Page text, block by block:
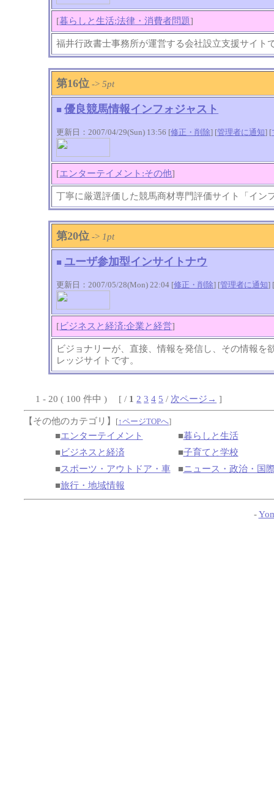
[暮らしと生活:法律・消費者問題]
福井行政書士事務所が運営する会社設立支援サイト
第16位 ->5pt
■ 優良競馬情報インフォジャスト
更新日：2007/04/29(Sun) 13:56 [修正・削除] [管理者に通知] [
[エンターテイメント:その他]
丁寧に厳選評価した競馬商材専門評価サイト「イン
第20位 -> 1pt
■ ユーザ参加型インサイトナウ
更新日：2007/05/28(Mon) 22:04 [修正・削除] [管理者に通知]
[ビジネスと経済:企業と経営]
ビジョナリーが、直接、情報を発信し、その情報を
レッジサイトです。
1 - 20 ( 100 件中 ) [ / 1 2 3 4 5 / 次ページ→ ]
【その他のカテゴリ】 [↑ページTOPへ]
■エンターテイメント ■暮らしと生活
■ ビジネスと経済 ■子育てと学校
■スポーツ・アウトドア・車 ■ニュース・政治・国
■旅行・地域情報
-